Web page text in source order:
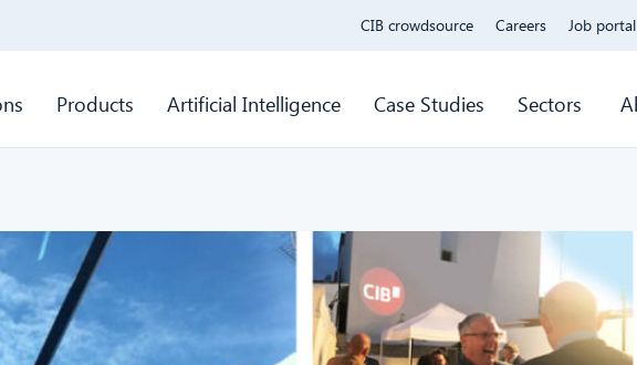
CIB crowdsource Careers Job portal
Products Artificial Intelligence Case Studies Sectors